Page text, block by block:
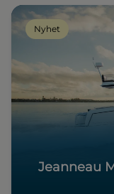
Nyhet
Jeanneau